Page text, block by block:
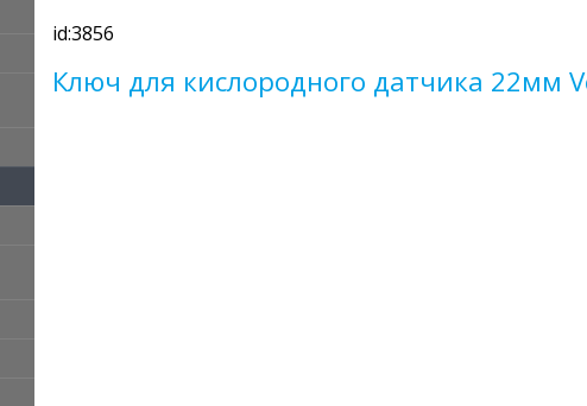
id:3856
Ключ для кислородного датчика 22мм